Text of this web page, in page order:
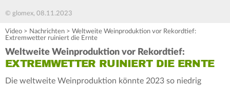
© glomex, 08.11.2023
Video > Nachrichten > Weltweite Weinproduktion vor Rekordtief:
Extremwetter ruiniert die Ernte
Weltweite Weinproduktion vor Rekordtief:
EXTREMWETTER RUINIERT DIE ERNTE
Die weltweite Weinproduktion könnte 2023 so niedrig